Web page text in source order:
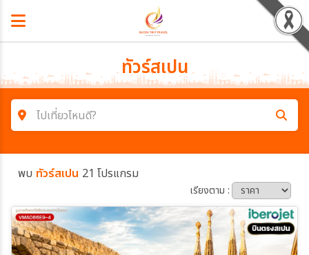
ทัวร์สเปน
ไปเที่ยวไหนดี?
ค้นหาโปรแกรมทัวร์
โซน
พบ ทัวร์สเปน 21 โปรแกรม
เรียงตาม :